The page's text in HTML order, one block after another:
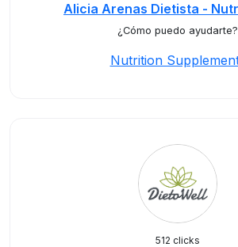
Alicia Arenas Dietista -
¿Cómo puedo ayudarte?
Nutrition
512 clicks